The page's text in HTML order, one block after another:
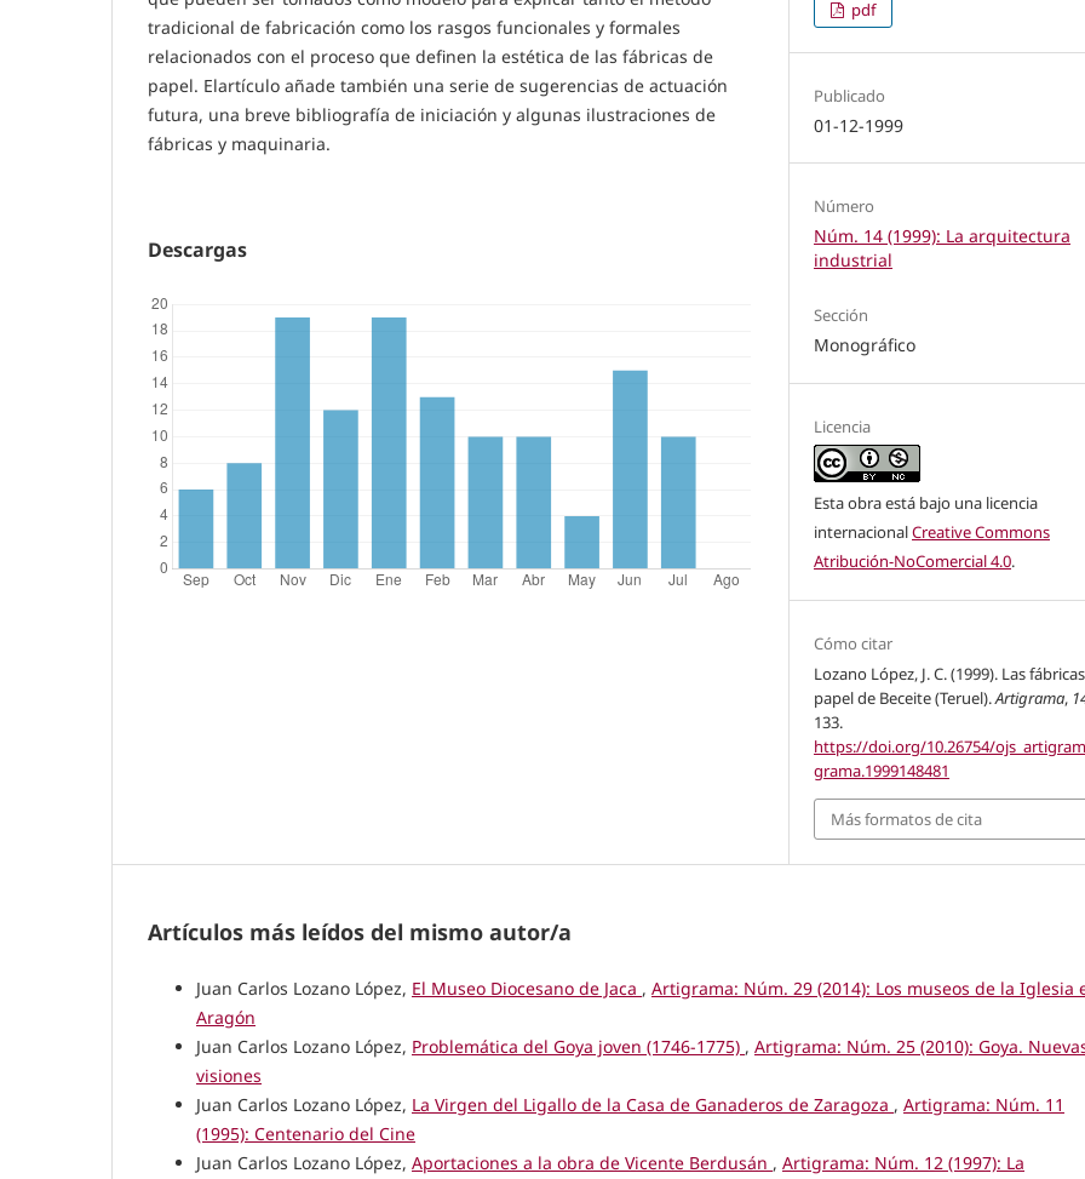
tradicional de fabricación como los rasgos funcionales y formales
relacionados con el proceso que definen la estética de las fábricas de
papel. Elartículo añade también una serie de sugerencias de actuación
futura, una breve bibliografía de iniciación y algunas ilustraciones de
fábricas y maquinaria.
Descargas
pdf
Publicado
01-12-1999
Número
Núm. 14 (1999): La arquitectura
industrial
Sección
Monográfico
Licencia
Esta obra está bajo una licencia
internacionalCreative Commons
Atribución-NoComercial 4.0.
Cómo citar
Lozano López, J. C. (1999). Las
papel de Beceite (Teruel).Artigrama,
133.
https://doi.org/10.26754/
grama.1999148481
Más formatos de cita
Artículos más leídos del mismo autor/a
Juan Carlos Lozano López, El Museo Diocesano de Jaca , Artigrama: Núm. 29 (2014): Los museos de la Iglesia
Aragón
Juan Carlos Lozano López, Problemática del Goya joven (1746-1775) , Artigrama: Núm. 25 (2010): Goya.
visiones
Juan Carlos Lozano López, La Virgen del Ligallo de la Casa de Ganaderos de Zaragoza , Artigrama: Núm. 11
(1995): Centenario del Cine
Juan Carlos Lozano López, Aportaciones a la obra de Vicente Berdusán , Artigrama: Núm. 12 (1997): La